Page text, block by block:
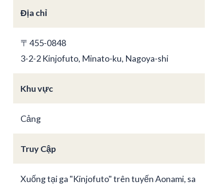
Địa chỉ
〒455-0848
3-2-2 Kinjofuto, Minato-ku, Nagoya-shi
Khu vực
Cảng
Truy Cập
Xuống tại ga "Kinjofuto" trên tuyến Aonami, sa